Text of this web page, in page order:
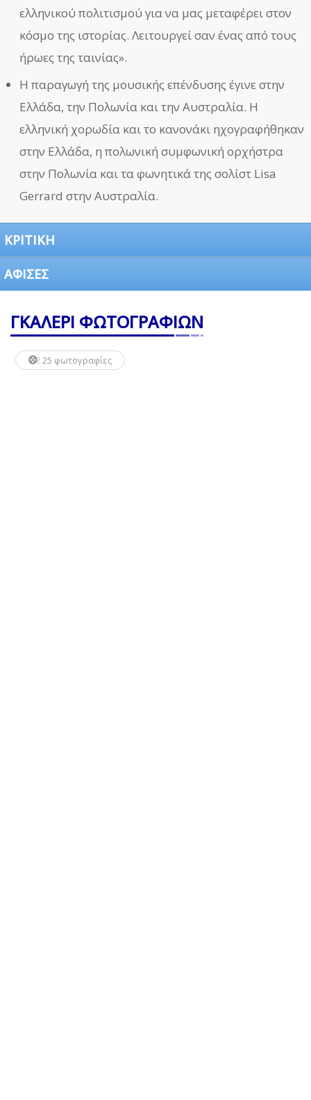
ελληνικού πολιτισμού για να μας μεταφέρει στον
κόσμο της ιστορίας. Λειτουργεί σαν ένας από τους
ήρωες της ταινίας».
Η παραγωγή της μουσικής επένδυσης έγινε στην
Ελλάδα, την Πολωνία και την Αυστραλία. Η
ελληνική χορωδία και το κανονάκι ηχογραφήθηκαν
στην Ελλάδα, η πολωνική συμφωνική ορχήστρα
στην Πολωνία και τα φωνητικά της σολίστ Lisa
Gerrard στην Αυστραλία.
ΚΡΙΤΙΚΗ
ΑΦΙΣΕΣ
ΓΚΑΛΕΡΙ ΦΩΤΟΓΡΑΦΙΩΝ
25 φωτογραφίες